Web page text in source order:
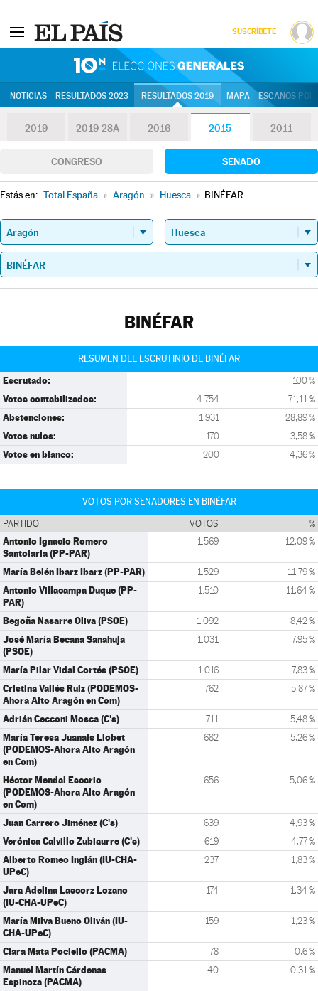
SUSCRÍBETE
NOTICIAS RESULTADOS 2023 RESULTADOS 2019 MAPA ESCAÑOS
2019 2019-28A 2016 2015 2011
CONGRESO SENADO
Estás en: Total España » Aragón » Huesca » BINÉFAR
BINÉFAR
RESUMEN DEL ESCRUTINIO DE BINÉFAR
Escrutado: 100 %
Votos contabilizados: 4.754 71,11 %
Abstenciones: 1.931 28,89 %
Votos nulos: 170 3,58 %
Votos en blanco: 200 4,36 %
VOTOS POR SENADORES EN BINÉFAR
PARTIDO VOTOS %
Antonio Ignacio Romero
Santolaria (PP-PAR)
1.569 12,09 %
María Belén Ibarz Ibarz (PP-PAR) 1.529 11,79 %
Antonio Villacampa Duque (PP-
PAR)
1.510 11,64 %
Begoña Nasarre Oliva (PSOE) 1.092 8,42 %
José María Becana Sanahuja
(PSOE)
1.031 7,95 %
María Pilar Vidal Cortés (PSOE) 1.016 7,83 %
Cristina Vallés Ruiz (PODEMOS-
Ahora Alto Aragón en Com)
762 5,87 %
Adrián Cecconi Mosca (C's) 711 5,48 %
María Teresa Juanals Llobet
(PODEMOS-Ahora Alto Aragón
en Com)
682 5,26 %
Héctor Mendal Escario
(PODEMOS-Ahora Alto Aragón
en Com)
656 5,06 %
Juan Carrero Jiménez (C's) 639 4,93 %
Verónica Calvillo Zubiaurre (C's) 619 4,77 %
Alberto Romeo Inglán (IU-CHA-
UPeC)
237 1,83 %
Jara Adelina Lascorz Lozano
(IU-CHA-UPeC)
174 1,34 %
María Milva Bueno Oliván (IU-
CHA-UPeC)
159 1,23 %
Clara Mata Pociello (PACMA) 78 0,6 %
Manuel Martín Cárdenas
Espinoza (PACMA)
40 0,31 %